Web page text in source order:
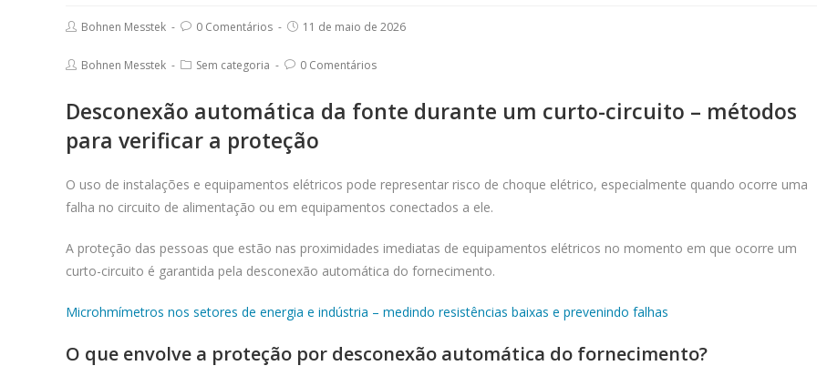
PostBohnen Messtek
Post0 Comentários
Post11 de maio de 2026
PostBohnen Messtek
PostSem categoria
Post0 Comentários
Desconexão automática da fonte durante um curto-circuito – métodos
para verificar a proteção
O uso de instalações e equipamentos elétricos pode representar risco de choque elétrico, especialmente quando ocorre uma
falha no circuito de alimentação ou em equipamentos conectados a ele.
A proteção das pessoas que estão nas proximidades imediatas de equipamentos elétricos no momento em que ocorre um
curto-circuito é garantida pela desconexão automática do fornecimento.
Microhmímetros nos setores de energia e indústria – medindo resistências baixas e prevenindo falhas
O que envolve a proteção por desconexão automática do fornecimento?